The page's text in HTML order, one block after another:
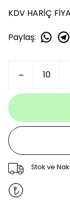
KDV HARİÇ
Paylaş:
Stok ve